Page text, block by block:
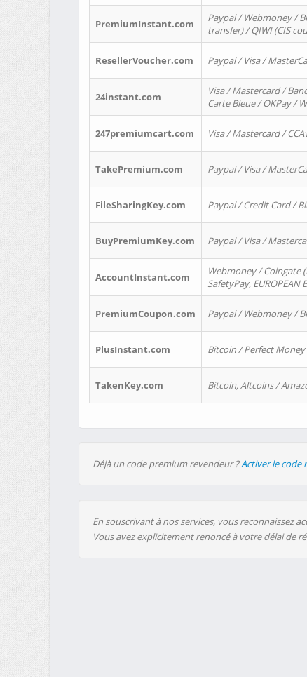
PremiumInstant.com
Paypal / Webmoney /
transfer) / QIWI (CIS
ResellerVoucher.com Paypal / Visa /
24instant.com
Visa / Mastercard /
Carte Bleue / OKPay /
247premiumcart.com Visa / Mastercard /
TakePremium.com Paypal / Visa /
FileSharingKey.com Paypal / Credit Card /
BuyPremiumKey.com Paypal / Visa /
AccountInstant.com
Webmoney / Coingate
SafetyPay,
PremiumCoupon.com Paypal / Webmoney /
PlusInstant.com Bitcoin / Perfect Money
TakenKey.com Bitcoin, Altcoins /
Déjà un code premium revendeur ?Activer le code
En souscrivant à nos services, vous reconnaissez
Vous avez explicitement renoncé à votre délai de